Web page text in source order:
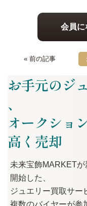
会員に
« 前の記事
お手元のジ
、
オークショ
高く売却
未来宝飾MARKETが
開始した、
ジュエリー買取サー
複数のバイヤーが参